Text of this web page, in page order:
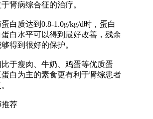
肾病综合征的治疗。
质达到0.8-1.0g/kg/d时，蛋白
白水平可以得到最好改善，残余
得到很好的保护。
瘦肉、牛奶、鸡蛋等优质蛋
白为主的素食更有利于肾综患者
荐